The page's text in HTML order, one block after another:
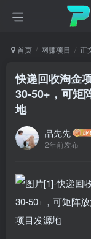
首页 网赚项目 正
快递回收淘金
30-50+，可矩
地
品先先
2年前发布